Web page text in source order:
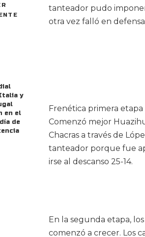
y
en el
de
tanteador pudo
otra vez falló en
Frenética primera
Comenzó mejor
Chacras a través de
tanteador porque fue
irse al descanso 25-14.
En la segunda etapa,
comenzó a crecer. Los